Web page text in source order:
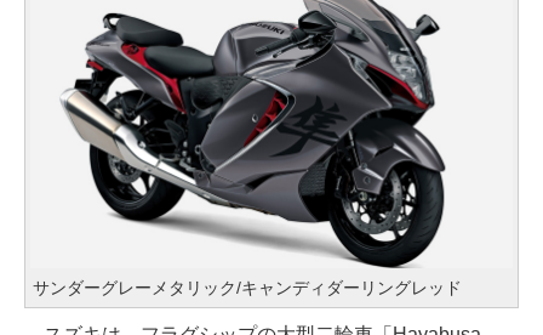
サンダーグレーメタリック/キャンディダーリングレッド